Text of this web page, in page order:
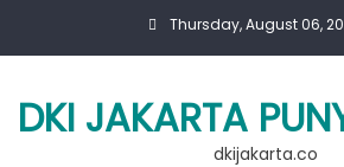
Thursday, August 06,
DKI JAKARTA
dkijakarta.co